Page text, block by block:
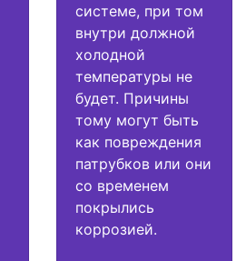
системе, при том
внутри должной
холодной
температуры не
будет. Причины
тому могут быть
как повреждения
патрубков или они
со временем
покрылись
коррозией.